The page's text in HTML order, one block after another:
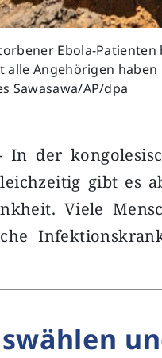
Ebola-
alle Angehörigen
Sawasawa/AP/dpa
In der
gibt es
Viele